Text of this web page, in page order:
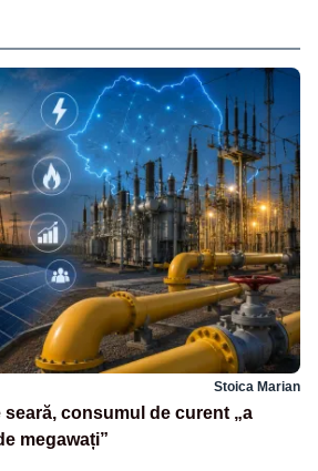
Stoica Marian
seară, consumul de curent „a
megawați”